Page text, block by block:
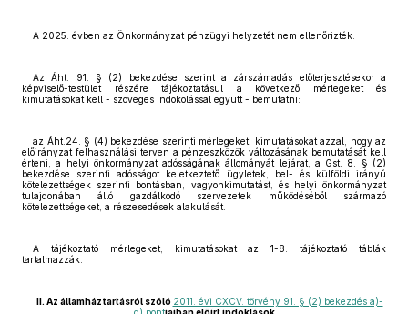
A 2025. évben az Önkormányzat pénzügyi helyzetét nem ellenőrizték.
Az Áht. 91. § (2) bekezdése szerint a zárszámadás előterjesztésekor a
képviselő-testület részére tájékoztatásul a következő mérlegeket és
kimutatásokat kell - szöveges indokolással együtt - bemutatni:
az Áht.24. § (4) bekezdése szerinti mérlegeket, kimutatásokat azzal, hogy az
előirányzat felhasználási terven a pénzeszközök változásának bemutatását kell
érteni, a helyi önkormányzat adósságának állományát lejárat, a Gst. 8. § (2)
bekezdése szerinti adósságot keletkeztető ügyletek, bel- és külföldi irányú
kötelezettségek szerinti bontásban, vagyonkimutatást, és helyi önkormányzat
tulajdonában álló gazdálkodó szervezetek működéséből származó
kötelezettségeket, a részesedések alakulását.
A tájékoztató mérlegeket, kimutatásokat az 1-8. tájékoztató táblák
tartalmazzák.
II. Az államháztartásról szóló 2011. évi CXCV. törvény 91. § (2) bekezdés a)-